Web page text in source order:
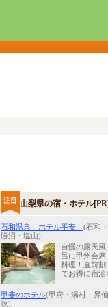
山梨県の宿・ホテル
石和温泉 ホテル平安 (石和・
勝沼・塩山)
自慢の露天風
呂に甲州会席
料理！直前割
でお得に宿泊
甲斐のホテル(甲府・湯村・昇仙
峡)